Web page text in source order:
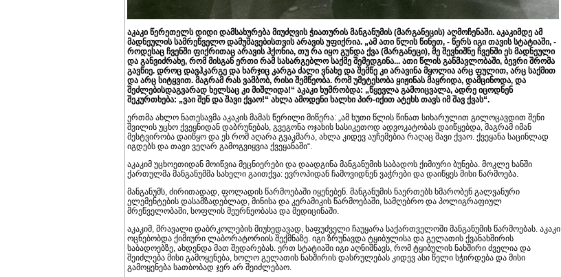
აკაკი წერეთელს დიდი დამსახურება მიუძღვის ჭიათურის მანგანუმის (მარგანეცის) აღმოჩენაში. აკაკიმდე ამ
მადნეულის სამრეწველო დამუშავებისთვის არავის უფიქრია. „ამ ათი წლის წინეთ, - წერს იგი თავის სტატიაში, -
როდესაც ჩვენში ფიქრითაც არავის ჰქონია, თუ რა იყო გუნდა ქვა (მარგანეცი), მე შევნიშნე ჩვენში ეს მადნეული
და განვიძრახე, რომ მისგან ერთი რამ სასარგებლო საქმე შემედგინა... ათი წლის განმავლობაში, ბევრი შრომა
გავწიე. დროც დავჰკარგე და ხარჯიც კარგა ძალი ვნახე და შემწე კი არავინა მყოლია არც ფულით, არც საქმით
და არც სიტყვით. მაგრამ რას ვამბობ, რისი შემწეობა. რომ უმეტესობა ყიჟინას მაყრიდა, დამცინოდა, და
შეძლებისდაგვარად ხელსაც კი მიშლიდა!“ აკაკი ხუმრობდა: „წყევლა გამოიცვალა, ადრე იცოდნენ
შეკურთხება: „ვაი შენ და შავი ქვაო!“ ახლა ამოდენი ხალხი პირ-იქით ატეხს თავს იმ შავ ქვას“.
ერთმა ახლო ნათესავმა აკაკის მამას წერილი მიწერა: „ამ ხუთი წლის წინათ სიხარულით გილოცავდით შენი
შვილის უცხო ქვეყნიდან დაბრუნებას, გვეგონა ოჯახის სასიკეთოდ ადვოკატობას დაიწყებდა, მაგრამ იმან
მესტვირობა დაიწყო და ეს რომ აღარა გვაკმარა, ახლა კიდევ აუჩემებია რაღაც შავი ქვაო. ქვეყანა საცინლად
იგდებს და თავი ვეღარ გამოგვიყვია ქვეყანაში“.
აკაკიმ უცხოეთიდან მოიწვია მეცნიერები და დაადგინა მანგანუმის საბადოს ქიმიური ბუნება. მოკლე ხანში
ქართულმა მანგანუმმა სახელი გაითქვა: ევროპიდან ჩამოვიდნენ ვაჭრები და დაიწყეს მისი წარმოება.
მანგანუმს, ძირითადად, ფოლადის წარმოებაში იყენებენ. მანგანუმის ნაერთებს ხმარობენ გალვანური
ელემენტების დასამზადებლად, მინისა და კერამიკის წარმოებაში, სამღებრო და პოლიგრაფიულ
მრეწველობაში, სოფლის მეურნეობასა და მედიცინაში.
აკაკიმ, მრავალი დაბრკოლების მიუხედავად, საფუძველი ჩაუყარა საქართველოში მანგანუმის წარმოებას. აკაკი
ოცნებობდა ქიმიური ლაბორატორიის შექმნაზე. იგი ზრუნავდა ტყიბულისა და გელათის ქვანახშირის
საბადოებზე, ახდენდა მათ შედარებას. ერთ სტატიაში იგი აღნიშნავს, რომ ტყიბულის ნახშირი ძველია და
შეიძლება მისი გამოყენება, ხოლო გელათის ნახშირის დასრულებას კიდევ ასი წელი სჭირდება და მისი
გამოყენება სათბობად ჯერ არ შეიძლებაო.